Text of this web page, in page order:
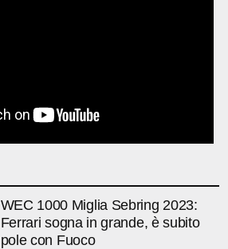
WEC 1000 Miglia Sebring 2023:
Ferrari sogna in grande, è subito
pole con Fuoco